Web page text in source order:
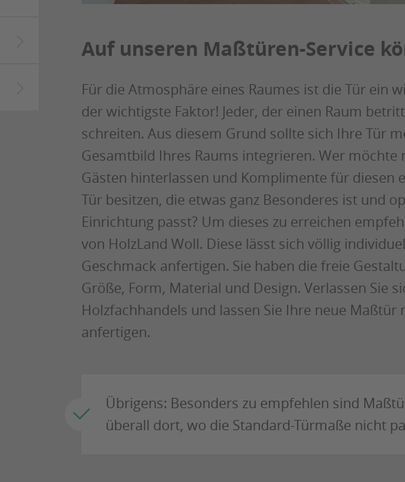
Auf unseren Maßtüren-Service
Für die Atmosphäre eines Raumes ist die Tür ein
der wichtigste Faktor! Jeder, der einen Raum
schreiten. Aus diesem Grund sollte sich Ihre Tür
Gesamtbild Ihres Raums integrieren. Wer
Gästen hinterlassen und Komplimente für diesen
Tür besitzen, die etwas ganz Besonderes ist und
Einrichtung passt? Um dieses zu erreichen
von HolzLand Woll. Diese lässt sich völlig
Geschmack anfertigen. Sie haben die freie
Größe, Form, Material und Design. Verlassen Sie
Holzfachhandels und lassen Sie Ihre neue
anfertigen.
Übrigens: Besonders zu empfehlen sind
überall dort, wo die Standard-Türmaße nicht